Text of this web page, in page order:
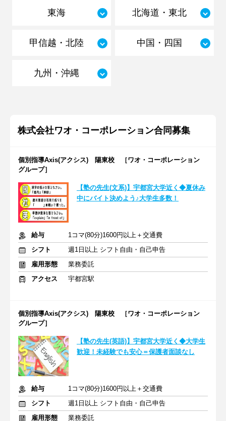
東海 北海道・東北
甲信越・北陸 中国・四国
九州・沖縄
株式会社ワオ・コーポレーション合同募集
個別指導Axis(アクシス) 陽東校 ［ワオ・コーポレーション
グループ］
【塾の先生(文系)】宇都宮大学近く◆夏休み
中にバイト決めよう♪大学生多数！
給与
1コマ(80分)1600円以上＋交通費
シフト
週1日以上 シフト自由・自己申告
雇用形態
業務委託
アクセス
宇都宮駅
個別指導Axis(アクシス) 陽東校 ［ワオ・コーポレーション
グループ］
【塾の先生(英語)】宇都宮大学近く◆大学生
歓迎！未経験でも安心＝保護者面談なし
給与
1コマ(80分)1600円以上＋交通費
シフト
週1日以上 シフト自由・自己申告
雇用形態
業務委託